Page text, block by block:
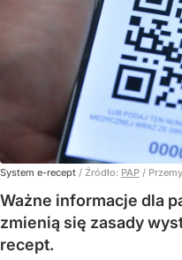
System e-recept / Źródło: PAP /
Ważne informacje dla
zmienią się zasady
recept.